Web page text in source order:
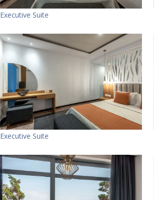
Executive Suite
Executive Suite